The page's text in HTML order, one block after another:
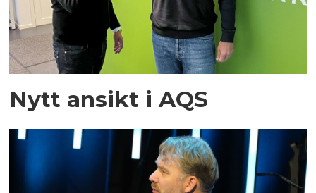
Nytt ansikt i AQS